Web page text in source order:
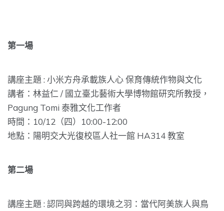
第一場
講座主題 : 小米方舟承載族人心 保育傳統作物與文化
講者：林益仁 / 國立臺北藝術大學博物館研究所教授 ，
Pagung Tomi 泰雅文化工作者
時間：10/12（四）10:00-12:00
地點：陽明交大光復校區人社一館 HA314 教室
第二場
講座主題 : 認同與跨越的環境之羽：當代阿美族人與鳥